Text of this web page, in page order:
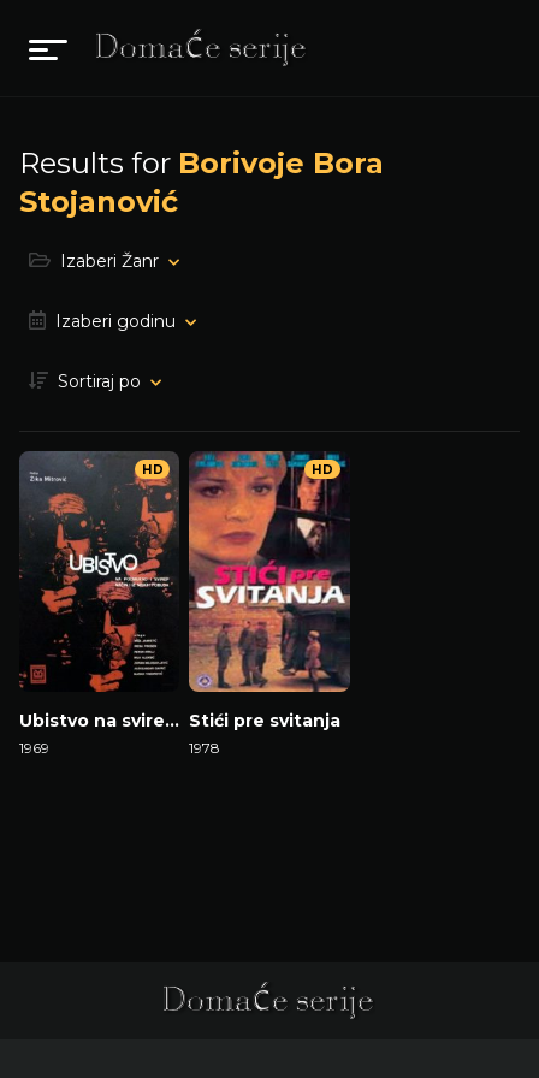
Results for Borivoje Bora
Stojanović
Izaberi Žanr
Izaberi godinu
Sortiraj po
Ubistvo na svirep i podmukao način i iz niskih pobuda
1969
HD
Stići pre svitanja
1978
HD